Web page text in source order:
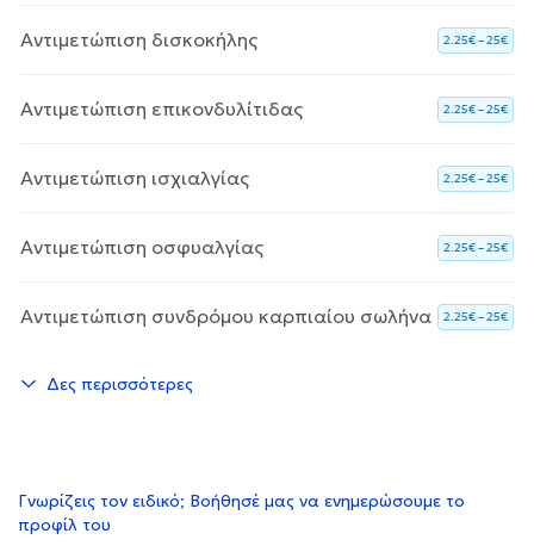
Αντιμετώπιση δισκοκήλης 2.25€ – 25€
Αντιμετώπιση επικονδυλίτιδας 2.25€ – 25€
Αντιμετώπιση ισχιαλγίας 2.25€ – 25€
Αντιμετώπιση οσφυαλγίας 2.25€ – 25€
Αντιμετώπιση συνδρόμου καρπιαίου σωλήνα 2.25€ – 25€
Δες περισσότερες
Γνωρίζεις τον ειδικό; Βοήθησέ μας να ενημερώσουμε το
προφίλ του